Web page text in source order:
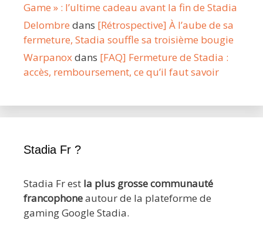
Game » : l’ultime cadeau avant la fin de Stadia
Delombre dans [Rétrospective] À l’aube de sa
fermeture, Stadia souffle sa troisième bougie
Warpanoxdans [FAQ] Fermeture de Stadia :
accès, remboursement, ce qu’il faut savoir
Stadia Fr ?
Stadia Fr est la plus grosse communauté
francophoneautour de la plateforme de
gaming Google Stadia.